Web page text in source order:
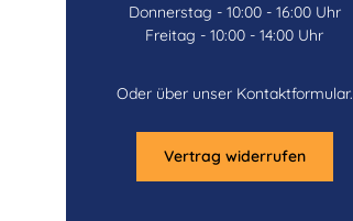
Donnerstag - 10:00 - 16:00 Uhr
Freitag - 10:00 - 14:00 Uhr
Oder über unser Kontaktformular.
Vertrag widerrufen